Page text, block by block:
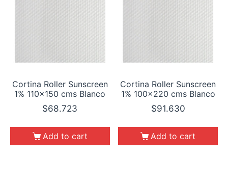
Cortina Roller Sunscreen
1% 110×150 cms Blanco
$68.723
Add to cart
Cortina Roller Sunscreen
1% 100×220 cms Blanco
$91.630
Add to cart